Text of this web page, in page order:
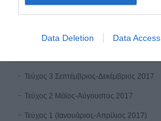
Data Deletion Data Access
Τεύχος 2 Μάϊος-Αύγουστος 2018
Τεύχος 3 Σεπτέμβριος-Δεκέμβριος 2017
Τεύχος 2 Μάϊος-Αύγουστος 2017
Τεύχος 1 (Ιανουάριος-Απρίλιος 2017)